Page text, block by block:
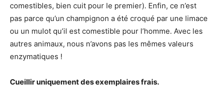
comestibles, bien cuit pour le premier). Enfin, ce n’est
pas parce qu’un champignon a été croqué par une limace
ou un mulot qu’il est comestible pour l’homme. Avec les
autres animaux, nous n’avons pas les mêmes valeurs
enzymatiques !
Cueillir uniquement des exemplaires frais.